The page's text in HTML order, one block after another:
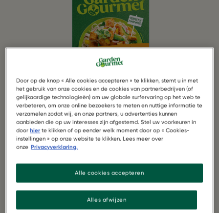
1 Pak Garden Gourmet Vegan Sensational
Kipstukjes Aziatisch
150 g rijstnoedels
1 teen knoflook
1 tl geraspte verse gember
Door op de knop « Alle cookies accepteren » te klikken, stemt u in met
het gebruik van onze cookies en de cookies van partnerbedrijven (of
gelijkaardige technologieën) om uw globale surfervaring op het web te
verbeteren, om onze online bezoekers te meten en nuttige informatie te
verzamelen zodat wij, en onze partners, u advertenties kunnen
aanbieden die op uw interesses zijn afgestemd. Stel uw voorkeuren in
doorhier te klikken of op eender welk moment door op « Cookies-
instellingen » op onze website te klikken. Lees meer over
onze Privacyverklaring.
Alles afwijzen
Alle cookies accepteren